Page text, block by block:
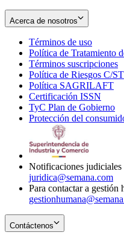
Acerca de nosotros
Términos de uso
in
new
window
Política de Tratamiento
Términos suscripciones
in
Política de Riesgos C/ST
Política SAGRILAFT
Certificación ISSN
in
new
TyC Plan de Gobierno
in
Protección del
Notificaciones judiciales
juridica@semana.com
Para contactar a gestión
Contáctenos